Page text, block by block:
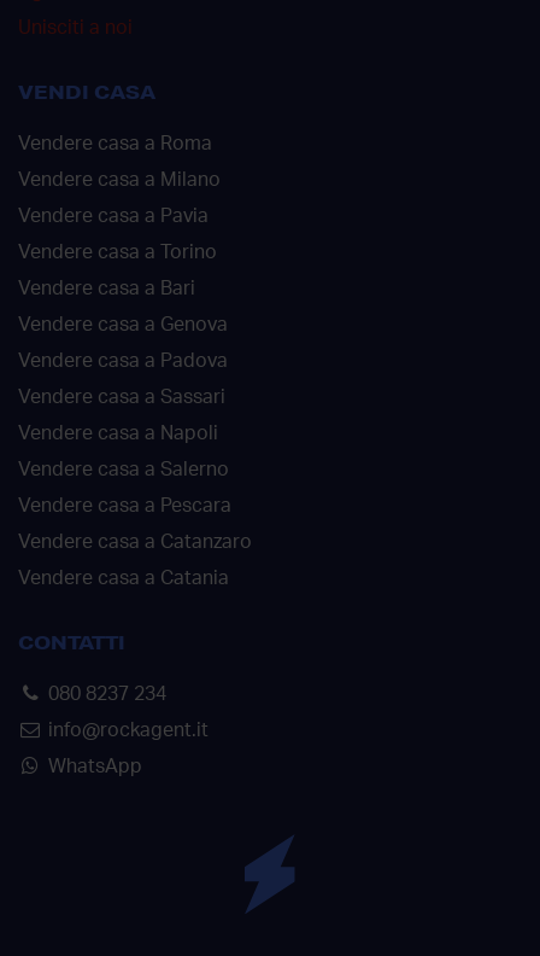
Unisciti a noi
VENDI CASA
Vendere casa a Roma
Vendere casa a Milano
Vendere casa a Pavia
Vendere casa a Torino
Vendere casa a Bari
Vendere casa a Genova
Vendere casa a Padova
Vendere casa a Sassari
Vendere casa a Napoli
Vendere casa a Salerno
Vendere casa a Pescara
Vendere casa a Catanzaro
Vendere casa a Catania
CONTATTI
080 8237 234
info@rockagent.it
WhatsApp